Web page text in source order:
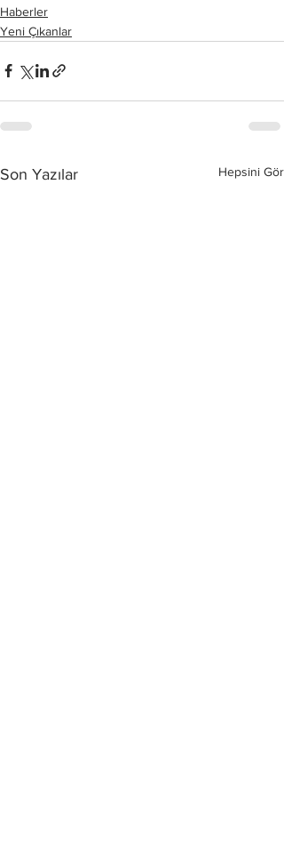
Haberler
Yeni Çıkanlar
Son Yazılar Hepsini Gör